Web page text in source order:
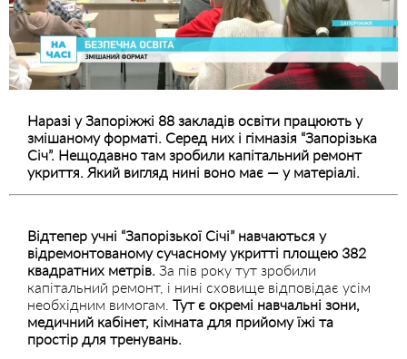
Наразі у Запоріжжі 88 закладів освіти працюють у
змішаному форматі. Серед них і гімназія “Запорізька
Січ”. Нещодавно там зробили капітальний ремонт
укриття. Який вигляд нині воно має — у матеріалі.
Відтепер учні “Запорізької Січі” навчаються у
відремонтованому сучасному укритті площею 382
квадратних метрів. За пів року тут зробили
капітальний ремонт, і нині сховище відповідає усім
необхідним вимогам. Тут є окремі навчальні зони,
медичний кабінет, кімната для прийому їжі та
простір для тренувань.